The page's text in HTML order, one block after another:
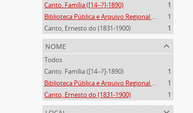
Canto. Família ([14--?]-1890)
1
Biblioteca Pública e Arquivo Regional de Ponta Delgada (1841- )
1
Canto, Ernesto do (1831-1900)
1
nome
Todos
Canto. Família ([14--?]-1890)
1
Biblioteca Pública e Arquivo Regional de Ponta Delgada (1841- )
1
Canto, Ernesto do (1831-1900)
1